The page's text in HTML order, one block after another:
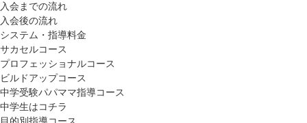
入会までの流れ
入会後の流れ
システム・指導料金
サカセルコース
プロフェッショナルコース
ビルドアップコース
中学受験パパママ指導コース
中学生はコチラ